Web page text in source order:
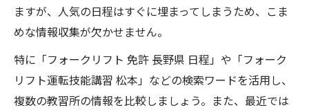
ますが、人気の日程はすぐに埋まってしまうため、こま
めな情報収集が欠かせません。
特に「フォークリフト 免許 長野県 日程」や「フォーク
リフト運転技能講習 松本」などの検索ワードを活用し、
複数の教習所の情報を比較しましょう。また、最近では